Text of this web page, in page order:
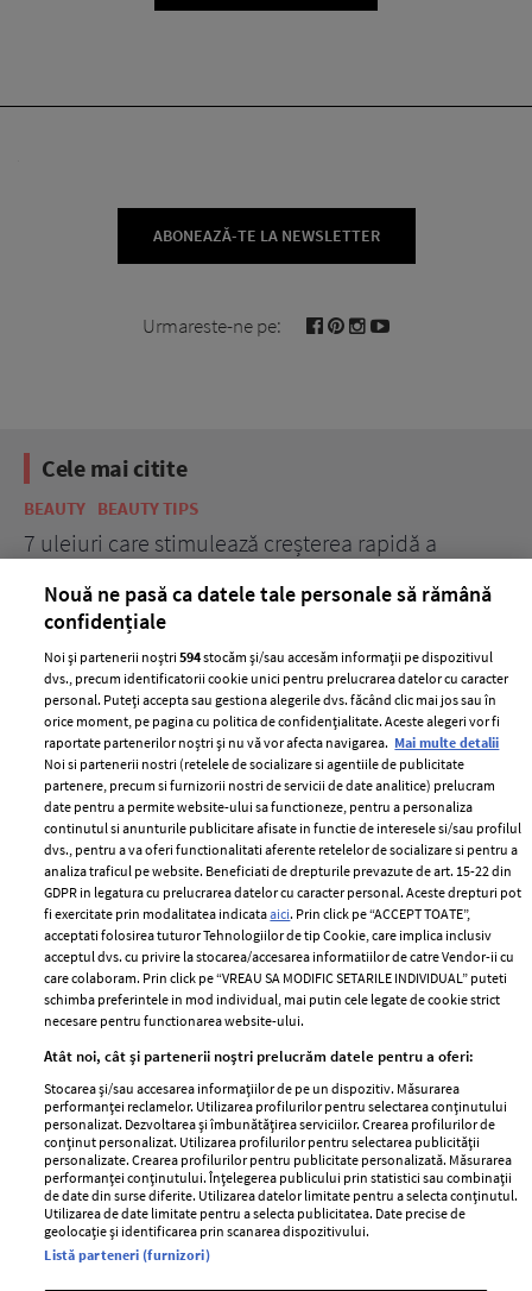
ABONEAZĂ-TE LA NEWSLETTER
Urmareste-ne pe:
Cele mai citite
BEAUTY BEAUTY TIPS
7 uleiuri care stimulează creșterea rapidă a
ELLE Style Awards
2024
Despre ELLE
Romania
Contact
Abonamente
Termeni si conditii
Politica de
confidențialitate
Politica de cookies
Publicitate
GSP
Unica
Baby
Retete
femei
Viva
Avantaje
Retete practice
Pariază responsabil! Decizia ONJN nr. 821/25.09.2025.
Jocurile de noroc sunt interzise minorilor.
Nouă ne pasă ca datele tale personale să rămână
confidențiale
Noi și partenerii noștri594stocăm și/sau accesăm informații pe dispozitivul
dvs., precum identificatorii cookie unici pentru prelucrarea datelor cu caracter
personal. Puteți accepta sau gestiona alegerile dvs. făcând clic mai jos sau în
orice moment, pe pagina cu politica de confidențialitate. Aceste alegeri vor fi
raportate partenerilor noștri și nu vă vor afecta navigarea. Mai multe detalii
Noi si partenerii nostri (retelele de socializare si agentiile de publicitate
partenere, precum si furnizorii nostri de servicii de date analitice) prelucram
date pentru a permite website-ului sa functioneze, pentru a personaliza
continutul si anunturile publicitare afisate in functie de interesele si/sau profilul
dvs., pentru a va oferi functionalitati aferente retelelor de socializare si pentru a
analiza traficul pe website. Beneficiati de drepturile prevazute de art. 15-22 din
GDPR in legatura cu prelucrarea datelor cu caracter personal. Aceste drepturi pot
fi exercitate prin modalitatea indicataaici. Prin click pe “ACCEPT TOATE”,
acceptati folosirea tuturor Tehnologiilor de tip Cookie, care implica inclusiv
acceptul dvs. cu privire la stocarea/accesarea informatiilor de catre Vendor-ii cu
care colaboram. Prin click pe “VREAU SA MODIFIC SETARILE INDIVIDUAL” puteti
schimba preferintele in mod individual, mai putin cele legate de cookie strict
necesare pentru functionarea website-ului.
Atât noi, cât și partenerii noștri prelucrăm datele pentru a oferi:
Stocarea și/sau accesarea informațiilor de pe un dispozitiv. Măsurarea
performanței reclamelor. Utilizarea profilurilor pentru selectarea conținutului
personalizat. Dezvoltarea și îmbunătățirea serviciilor. Crearea profilurilor de
conținut personalizat. Utilizarea profilurilor pentru selectarea publicității
personalizate. Crearea profilurilor pentru publicitate personalizată. Măsurarea
performanței conținutului. Înțelegerea publicului prin statistici sau combinații
de date din surse diferite. Utilizarea datelor limitate pentru a selecta conținutul.
Utilizarea de date limitate pentru a selecta publicitatea. Date precise de
geolocație și identificarea prin scanarea dispozitivului.
Listă parteneri (furnizori)